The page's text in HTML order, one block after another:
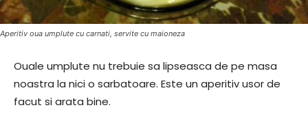
Aperitiv oua umplute cu carnati, servite cu maioneza
Ouale umplute nu trebuie sa lipseasca de pe masa
noastra la nici o sarbatoare. Este un aperitiv usor de
facut si arata bine.